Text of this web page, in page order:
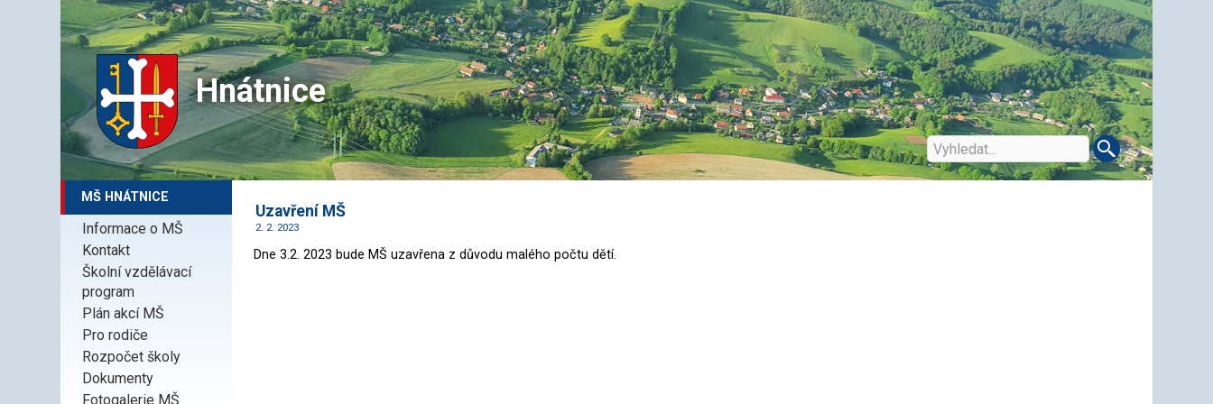
Hnátnice
MŠ HNÁTNICE
Informace o MŠ
Kontakt
Školní vzdělávací
program
Plán akcí MŠ
Pro rodiče
Rozpočet školy
Dokumenty
Fotogalerie MŠ
Uzavření MŠ
2. 2. 2023
Dne 3.2. 2023 bude MŠ uzavřena z důvodu malého počtu dětí.